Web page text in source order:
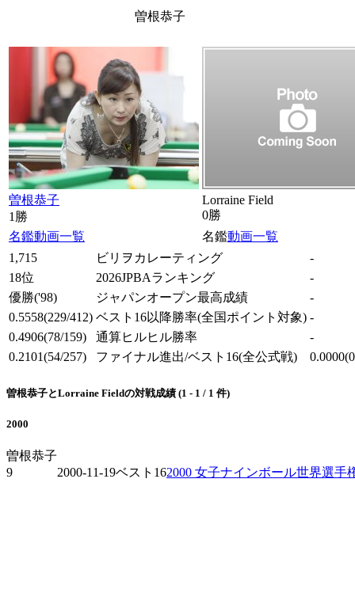
曽根恭子
曽根恭子
1勝
Lorraine Field
0勝
名鑑動画一覧 名鑑動画一覧
1,715
ビリヲカレーティング
-
18位
2026JPBAランキング
-
優勝('98) ジャパンオープン最高成績
-
0.5558(229/412) ベスト16以降勝率(全国ポイント対象) -
0.4906(78/159) 通算ヒルヒル勝率
-
0.2101(54/257) ファイナル進出/ベスト16(全公式戦) 0.0000
曽根恭子とLorraine Fieldの対戦成績 (1 - 1 / 1 件)
2000
曽根恭子
9
2000-11-19ベスト162000 女子ナインボール世界選手